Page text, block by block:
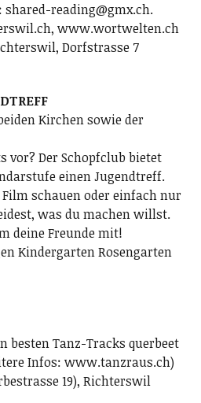
reading@gmx.ch.
www.wortwelten.ch
Dorfstrasse 7
Kirchen sowie der
vor? Der Schopfclub bietet
einen Jugendtreff.
schauen oder einfach nur
was du machen willst.
deine Freunde mit!
Kindergarten Rosengarten
besten Tanz-Tracks querbeet
Infos: www.tanzraus.ch)
19), Richterswil